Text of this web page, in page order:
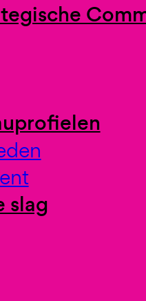
slag